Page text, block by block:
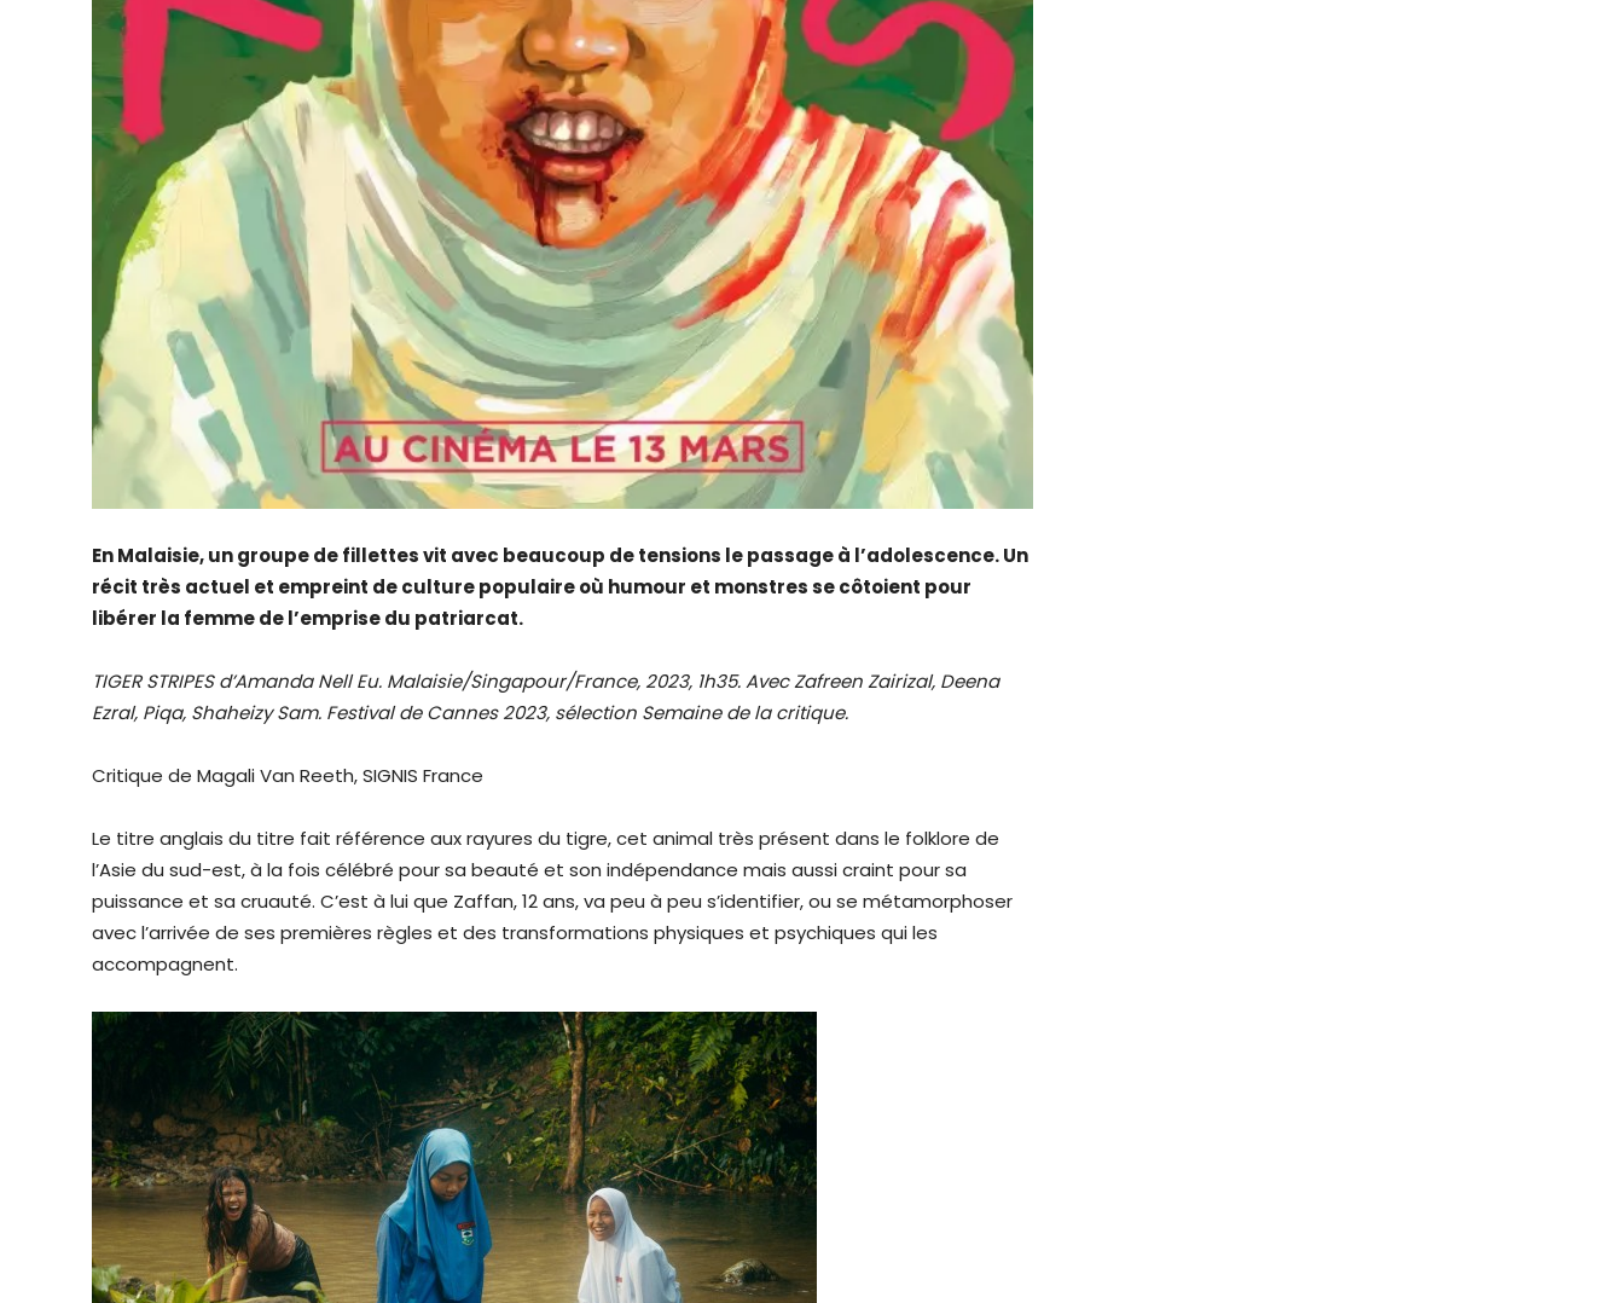
En Malaisie, un groupe de fillettes vit avec beaucoup de tensions le passage à l’adolescence. Un
récit très actuel et empreint de culture populaire où humour et monstres se côtoient pour
libérer la femme de l’emprise du patriarcat.
TIGER STRIPES d’Amanda Nell Eu. Malaisie/Singapour/France, 2023, 1h35. Avec Zafreen Zairizal, Deena
Ezral, Piqa, Shaheizy Sam. Festival de Cannes 2023, sélection Semaine de la critique.
Critique de Magali Van Reeth, SIGNIS France
Le titre anglais du titre fait référence aux rayures du tigre, cet animal très présent dans le folklore de
l’Asie du sud-est, à la fois célébré pour sa beauté et son indépendance mais aussi craint pour sa
puissance et sa cruauté. C’est à lui que Zaffan, 12 ans, va peu à peu s’identifier, ou se métamorphoser
avec l’arrivée de ses premières règles et des transformations physiques et psychiques qui les
accompagnent.